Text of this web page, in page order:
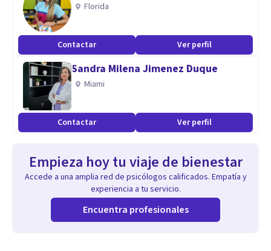
Aptitudes
Terapia de pareja, terapia familiar. Ansiedad. Depresión.
Crecimiento personal. Autoestima. Intervención
psicopedagógica en niños y adolescentes.
Florida
Contactar Ver perfil
Sandra Milena Jimenez Duque
Miami
Contactar Ver perfil
Empieza hoy tu viaje de bienestar
Accede a una amplia red de psicólogos calificados. Empatía y
experiencia a tu servicio.
Encuentra profesionales